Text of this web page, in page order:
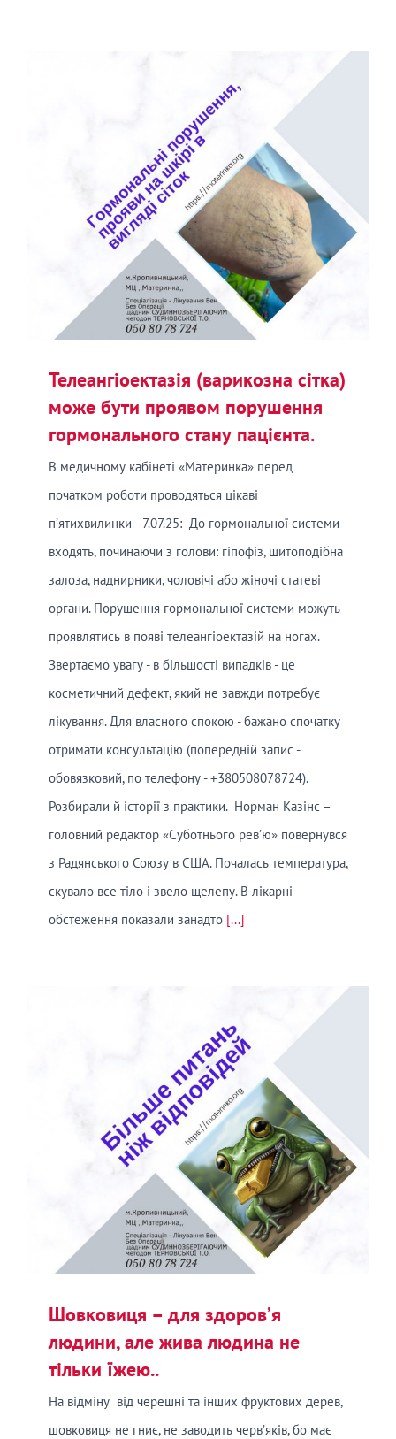
Телеангіоектазія (варикозна сітка)
може бути проявом порушення
гормонального стану пацієнта.
В медичному кабінеті «Материнка» перед
початком роботи проводяться цікаві
п’ятихвилинки 7.07.25: До гормональної системи
входять, починаючи з голови: гіпофіз, щитоподібна
залоза, наднирники, чоловічі або жіночі статеві
органи. Порушення гормональної системи можуть
проявлятись в появі телеангіоектазій на ногах.
Звертаємо увагу - в більшості випадків - це
косметичний дефект, який не завжди потребує
лікування. Для власного спокою - бажано спочатку
отримати консультацію (попередній запис -
обовязковий, по телефону - +380508078724).
Розбирали й історії з практики. Норман Казінс –
головний редактор «Суботнього рев’ю» повернувся
з Радянського Союзу в США. Почалась температура,
скувало все тіло і звело щелепу. В лікарні
обстеження показали занадто [...]
Шовковиця – для здоров’я
людини, але жива людина не
тільки їжею..
На відміну від черешні та інших фруктових дерев,
шовковиця не гниє, не заводить черв’яків, бо має